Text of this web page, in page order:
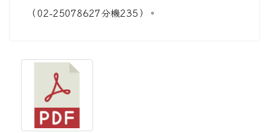
（02-25078627分機235）。